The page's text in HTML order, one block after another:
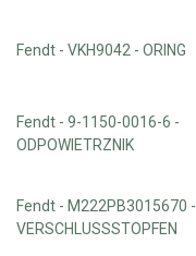
Fendt - VKH9042 - ORING
Fendt - 9-1150-0016-6 -
ODPOWIETRZNIK
Fendt - M222PB3015670 -
VERSCHLUSSSTOPFEN